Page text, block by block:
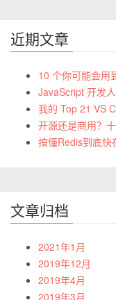
近期文章
10 个你可能会用
JavaScript 开发
我的 Top 21 VS
开源还是商用？
搞懂Redis到底快
文章归档
2021年1月
2019年12月
2019年4月
2019年3月